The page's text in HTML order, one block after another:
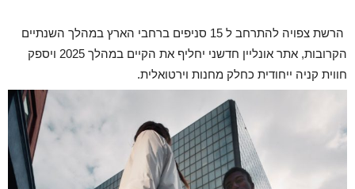
הרשת צפויה להתרחב ל 15 סניפים ברחבי הארץ במהלך השנתיים
הקרובות, אתר אונליין חדשני יחליף את הקיים במהלך 2025 ויספק
חווית קניה ייחודית כחלק מחנות וירטואלית.